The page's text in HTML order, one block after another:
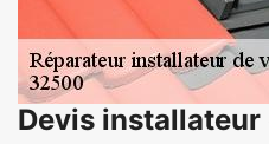
Devis installateur